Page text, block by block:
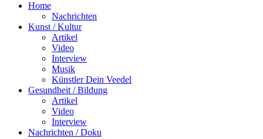
Home
Nachrichten
Kunst / Kultur
Artikel
Video
Interview
Musik
Künstler Dein Veedel
Gesundheit / Bildung
Artikel
Video
Interview
Nachrichten / Doku